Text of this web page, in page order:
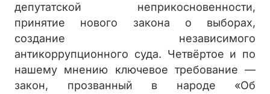
депутатской неприкосновенности,
принятие нового закона о выборах,
создание независимого
антикоррупционного суда. Четвёртое и по
нашему мнению ключевое требование —
закон, прозванный в народе «Об